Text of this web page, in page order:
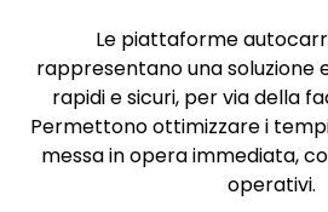
Le piattaforme
rappresentano una soluzione
rapidi e sicuri, per via della
Permettono ottimizzare i
messa in opera immediata,
operativi.